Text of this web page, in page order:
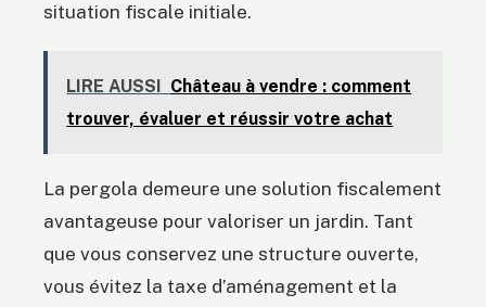
situation fiscale initiale.
LIRE AUSSI
Château à vendre : comment
trouver, évaluer et réussir votre achat
La pergola demeure une solution fiscalement
avantageuse pour valoriser un jardin. Tant
que vous conservez une structure ouverte,
vous évitez la taxe d’aménagement et la